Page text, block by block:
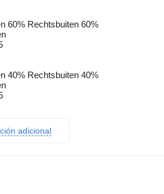
60% Rechtsbuiten 60%
40% Rechtsbuiten 40%
adicional